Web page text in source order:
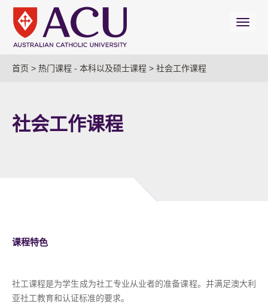
首页 > 热门课程 - 本科以及硕士课程 > 社会工作课程
社会工作课程
课程特色
社工课程是为学生成为社工专业从业者的准备课程。并满足澳大利
亚社工教育和认证标准的要求。